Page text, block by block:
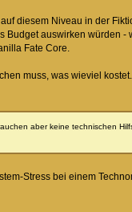
diesem Niveau in der
auswirken würden -
Fate Core.
muss, was wieviel
aber keine technischen
Stress bei einem